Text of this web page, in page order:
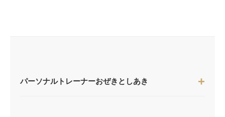
パーソナルトレーナーおぜきとしあき